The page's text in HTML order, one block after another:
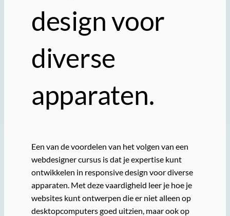
design voor
diverse
apparaten.
Een van de voordelen van het volgen van een
webdesigner cursus is dat je expertise kunt
ontwikkelen in responsive design voor diverse
apparaten. Met deze vaardigheid leer je hoe je
websites kunt ontwerpen die er niet alleen op
desktopcomputers goed uitzien, maar ook op